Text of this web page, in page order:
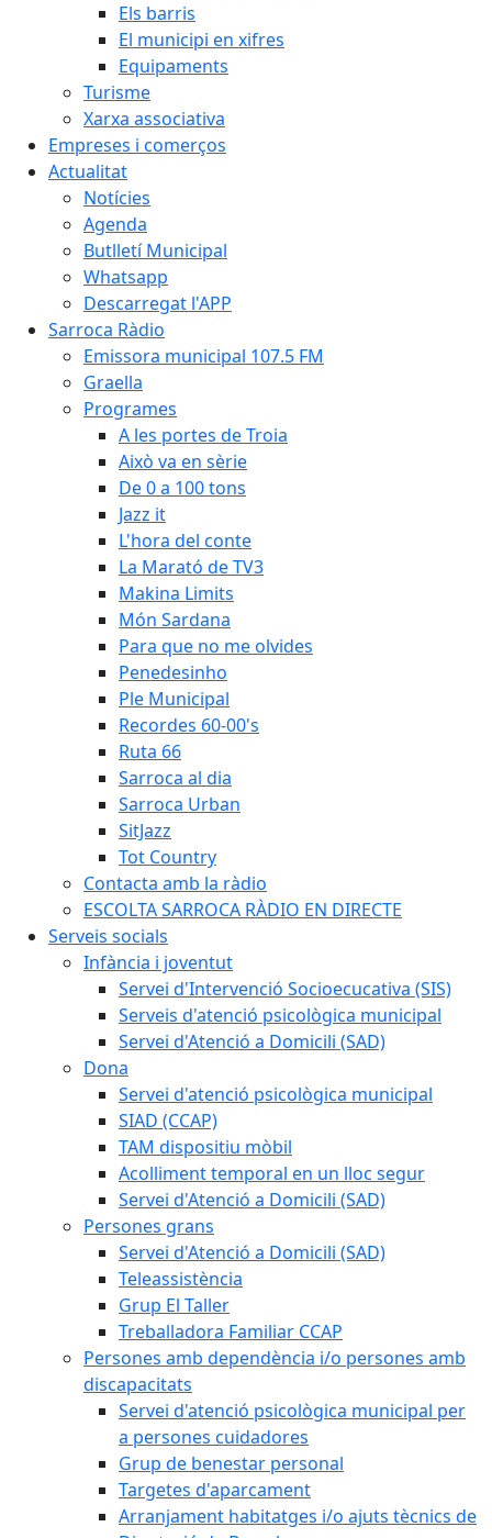
Els barris
El municipi en xifres
Equipaments
Turisme
Xarxa associativa
Empreses i comerços
Actualitat
Notícies
Agenda
Butlletí Municipal
Whatsapp
Descarregat l'APP
Sarroca Ràdio
Emissora municipal 107.5 FM
Graella
Programes
A les portes de Troia
Això va en sèrie
De 0 a 100 tons
Jazz it
L'hora del conte
La Marató de TV3
Makina Limits
Món Sardana
Para que no me olvides
Penedesinho
Ple Municipal
Recordes 60-00's
Ruta 66
Sarroca al dia
Sarroca Urban
SitJazz
Tot Country
Contacta amb la ràdio
ESCOLTA SARROCA RÀDIO EN DIRECTE
Serveis socials
Infància i joventut
Servei d'Intervenció Socioecucativa (SIS)
Serveis d'atenció psicològica municipal
Servei d'Atenció a Domicili (SAD)
Dona
Servei d'atenció psicològica municipal
SIAD (CCAP)
TAM dispositiu mòbil
Acolliment temporal en un lloc segur
Servei d'Atenció a Domicili (SAD)
Persones grans
Servei d'Atenció a Domicili (SAD)
Teleassistència
Grup El Taller
Treballadora Familiar CCAP
Persones amb dependència i/o persones amb
discapacitats
Servei d'atenció psicològica municipal per
a persones cuidadores
Grup de benestar personal
Targetes d'aparcament
Arranjament habitatges i/o ajuts tècnics de